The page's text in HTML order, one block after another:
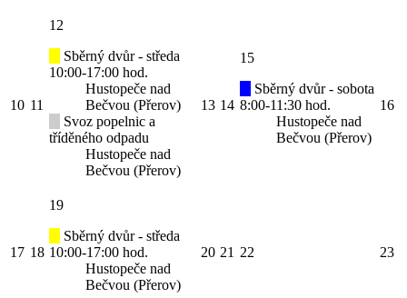
10 11
12
Sběrný dvůr - středa
10:00-17:00 hod.
Hustopeče nad
Bečvou (Přerov)
Svoz popelnic a
tříděného odpadu
Hustopeče nad
Bečvou (Přerov)
13 14
15
Sběrný dvůr - sobota
8:00-11:30 hod.
Hustopeče nad
Bečvou (Přerov)
16
17 18
19
Sběrný dvůr - středa
10:00-17:00 hod.
Hustopeče nad
Bečvou (Přerov)
20 21 22 23